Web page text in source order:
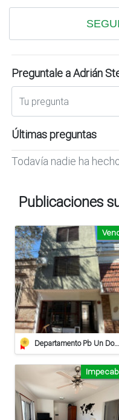
Preguntale a Adrián
Últimas preguntas
Todavía nadie ha
Publicaciones
Departamento Pb Un Dormitorio - Apto Crédito